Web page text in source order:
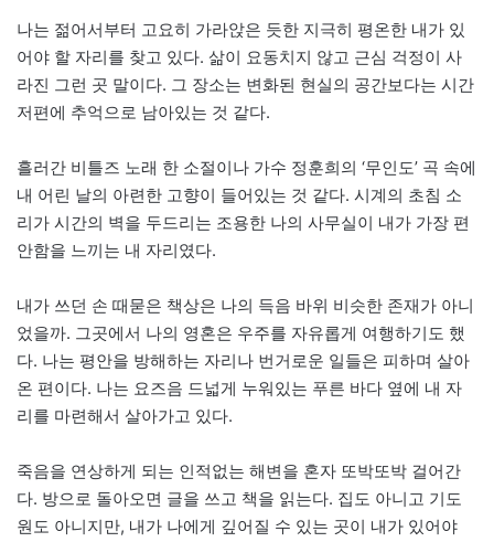
나는 젊어서부터 고요히 가라앉은 듯한 지극히 평온한 내가 있
어야 할 자리를 찾고 있다. 삶이 요동치지 않고 근심 걱정이 사
라진 그런 곳 말이다. 그 장소는 변화된 현실의 공간보다는 시간
저편에 추억으로 남아있는 것 같다.
흘러간 비틀즈 노래 한 소절이나 가수 정훈희의 ‘무인도’ 곡 속에
내 어린 날의 아련한 고향이 들어있는 것 같다. 시계의 초침 소
리가 시간의 벽을 두드리는 조용한 나의 사무실이 내가 가장 편
안함을 느끼는 내 자리였다.
내가 쓰던 손 때묻은 책상은 나의 득음 바위 비슷한 존재가 아니
었을까. 그곳에서 나의 영혼은 우주를 자유롭게 여행하기도 했
다. 나는 평안을 방해하는 자리나 번거로운 일들은 피하며 살아
온 편이다. 나는 요즈음 드넓게 누워있는 푸른 바다 옆에 내 자
리를 마련해서 살아가고 있다.
죽음을 연상하게 되는 인적없는 해변을 혼자 또박또박 걸어간
다. 방으로 돌아오면 글을 쓰고 책을 읽는다. 집도 아니고 기도
원도 아니지만, 내가 나에게 깊어질 수 있는 곳이 내가 있어야